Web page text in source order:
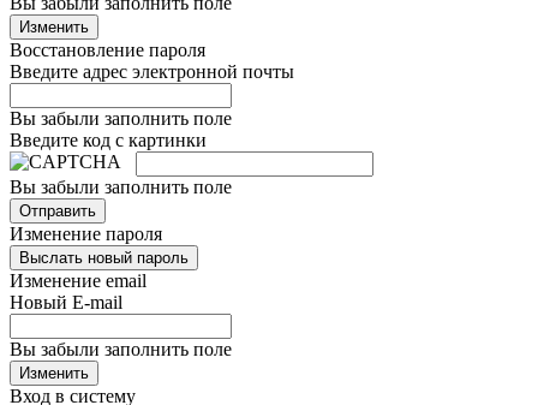
Изменить
Восстановление пароля
Введите адрес электронной почты
Вы забыли заполнить поле
Введите код с картинки
Вы забыли заполнить поле
Отправить
Изменение пароля
Выслать новый пароль
Изменение email
Новый E-mail
Вы забыли заполнить поле
Изменить
Вход в систему